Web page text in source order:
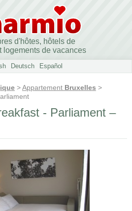
d'hôtes, hôtels de
logements de vacances
Deutsch Español
>Appartement Bruxelles >
- Parliament –